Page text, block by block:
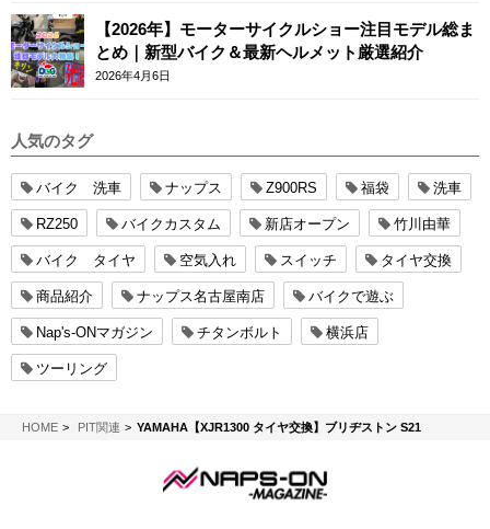
【2026年】モーターサイクルショー注目モデル総ま
とめ｜新型バイク＆最新ヘルメット厳選紹介
2026年4月6日
人気のタグ
バイク 洗車 ナップス Z900RS 福袋 洗車
RZ250 バイクカスタム 新店オープン 竹川由華
バイク タイヤ 空気入れ スイッチ タイヤ交換
商品紹介 ナップス名古屋南店 バイクで遊ぶ
Nap's-ONマガジン チタンボルト 横浜店
ツーリング
HOMENAPS-ON マガジン
PIT関連 YAMAHA【XJR1300 タイヤ交換】ブリヂストン S21